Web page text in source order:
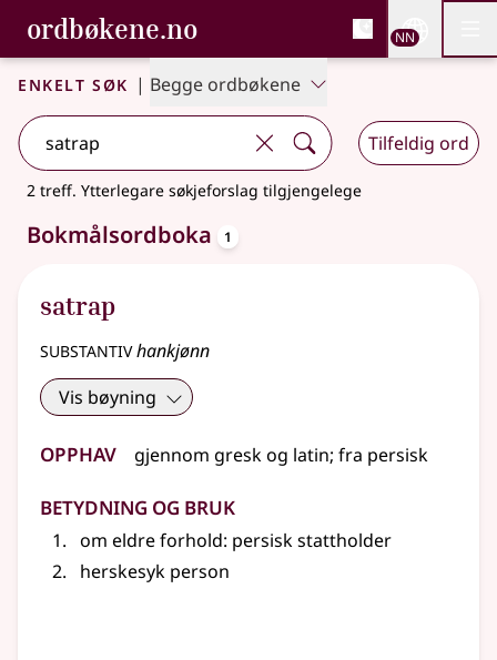
Gå til hovudinnhald
Tilgjenge
ordbøkene.no, Bokmålsordboka og
Bokmålsordboka og Nynorskordboka
NN
Enkelt søk | Begge ordbøkene
Tilfeldig ord
2 treff. Ytterlegare søkjeforslag tilgjengelege
Bokmålsordboka 1
satrap
substantivhankjønn
Vis bøyning
Opphav gjennom greskog latin; fra persisk
Betydning og bruk
om eldreforhold: persisk stattholder
herskesyk person